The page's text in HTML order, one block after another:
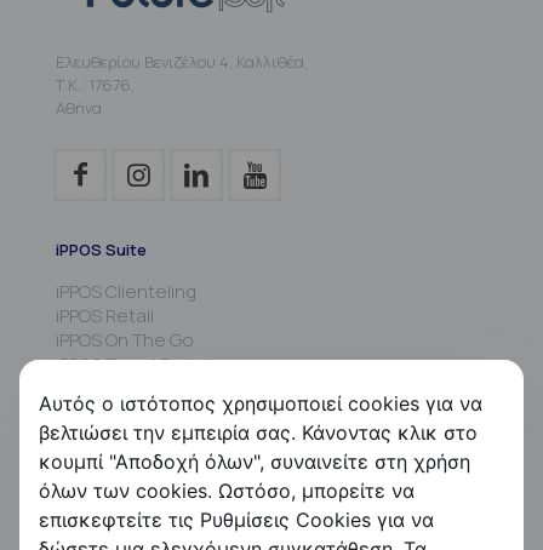
Ελευθερίου Βενιζέλου 4, Καλλιθέα,
Τ.Κ.: 17676,
Αθήνα
iPPOS Suite
iPPOS Clienteling
iPPOS Retail
iPPOS On The Go
iPPOS Travel Retail
iPPOS Commissions
iPPOS Kiosk
FS HRMS
FS Payroll
Αυτός ο ιστότοπος χρησιμοποιεί cookies για να
βελτιώσει την εμπειρία σας. Κάνοντας κλικ στο
κουμπί "Αποδοχή όλων", συναινείτε στη χρήση
όλων των cookies. Ωστόσο, μπορείτε να
επισκεφτείτε τις Ρυθμίσεις Cookies για να